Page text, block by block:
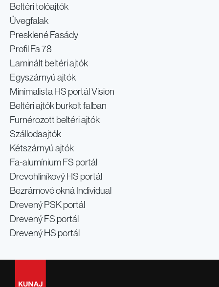
Beltéri tolóajtók
Üvegfalak
Presklené Fasády
Profil Fa 78
Laminált beltéri ajtók
Egyszárnyú ajtók
Minimalista HS portál Vision
Beltéri ajtók burkolt falban
Furnérozott beltéri ajtók
Szállodaajtók
Kétszárnyú ajtók
Fa-alumínium FS portál
Drevohliníkový HS portál
Bezrámové okná Individual
Drevený PSK portál
Drevený FS portál
Drevený HS portál